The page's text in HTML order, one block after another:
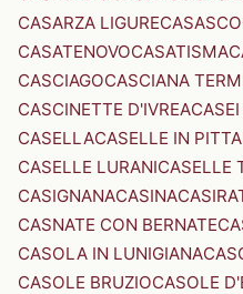
CASARZA LIGURECASASCO
CASATENOVOCASATISMA
CASCIAGOCASCIANA
CASCINETTE D'IVREA
CASELLACASELLE IN
CASELLE LURANICASELLE
CASIGNANACASINA
CASNATE CON BERNATE
CASOLA IN LUNIGIANA
CASOLE BRUZIOCASOLE